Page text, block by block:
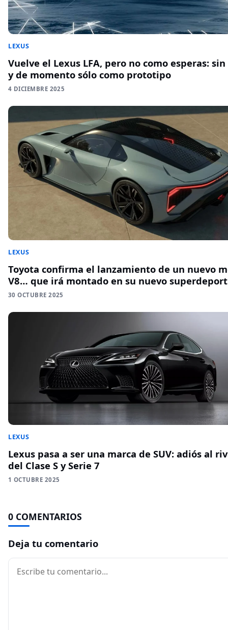
LEXUS
Vuelve el Lexus LFA, pero no como esperas: sin
y de momento sólo como prototipo
4 DICIEMBRE 2025
LEXUS
Toyota confirma el lanzamiento de un nuevo
V8… que irá montado en su nuevo
30 OCTUBRE 2025
LEXUS
Lexus pasa a ser una marca de SUV: adiós al
del Clase S y Serie 7
1 OCTUBRE 2025
0 COMENTARIOS
Deja tu comentario
Comentario